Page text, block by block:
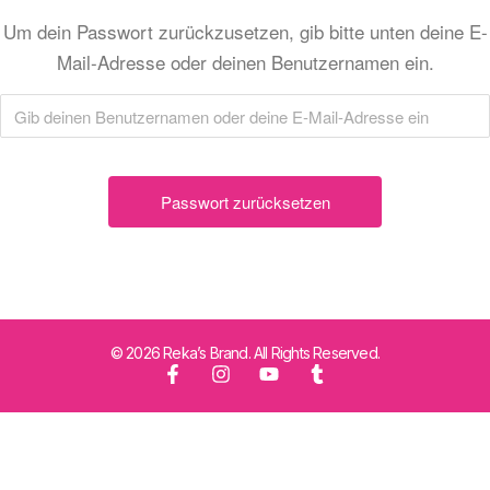
Um dein Passwort zurückzusetzen, gib bitte unten deine E-
Mail-Adresse oder deinen Benutzernamen ein.
© 2026 Reka’s Brand. All Rights Reserved.